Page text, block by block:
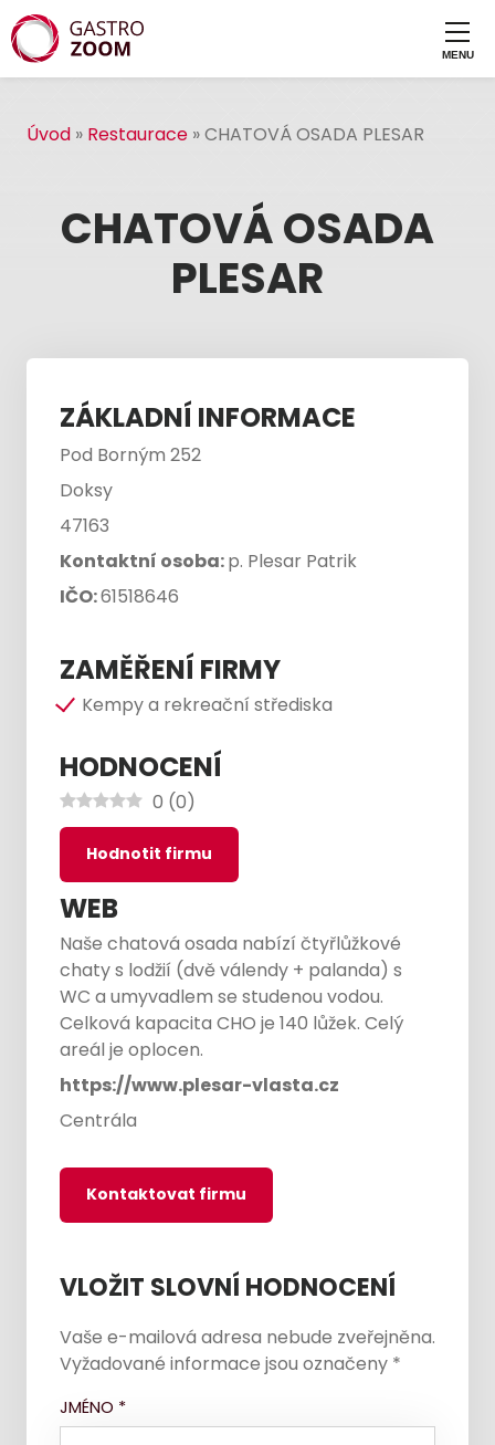
Úvod » Restaurace »CHATOVÁ OSADA PLESAR
CHATOVÁ OSADA
PLESAR
ZÁKLADNÍ INFORMACE
Pod Borným 252
Doksy
47163
Kontaktní osoba:p. Plesar Patrik
IČO:61518646
ZAMĚŘENÍ FIRMY
Kempy a rekreační střediska
HODNOCENÍ
0 (0)
Hodnotit firmu
WEB
Naše chatová osada nabízí čtyřlůžkové
chaty s lodžií (dvě válendy + palanda) s
WC a umyvadlem se studenou vodou.
Celková kapacita CHO je 140 lůžek. Celý
areál je oplocen.
https://www.plesar-vlasta.cz
Centrála
Kontaktovat firmu
VLOŽIT SLOVNÍ HODNOCENÍ
Vaše e-mailová adresa nebude zveřejněna.
Vyžadované informace jsou označeny *
JMÉNO *